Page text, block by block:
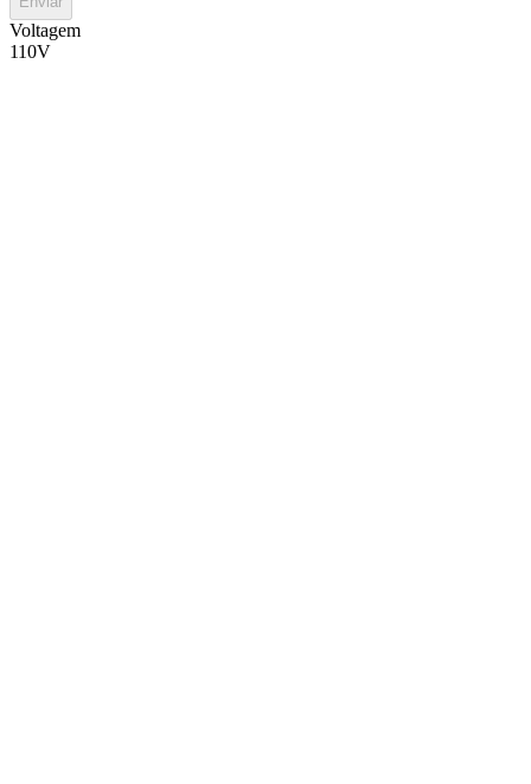
Voltagem
110V